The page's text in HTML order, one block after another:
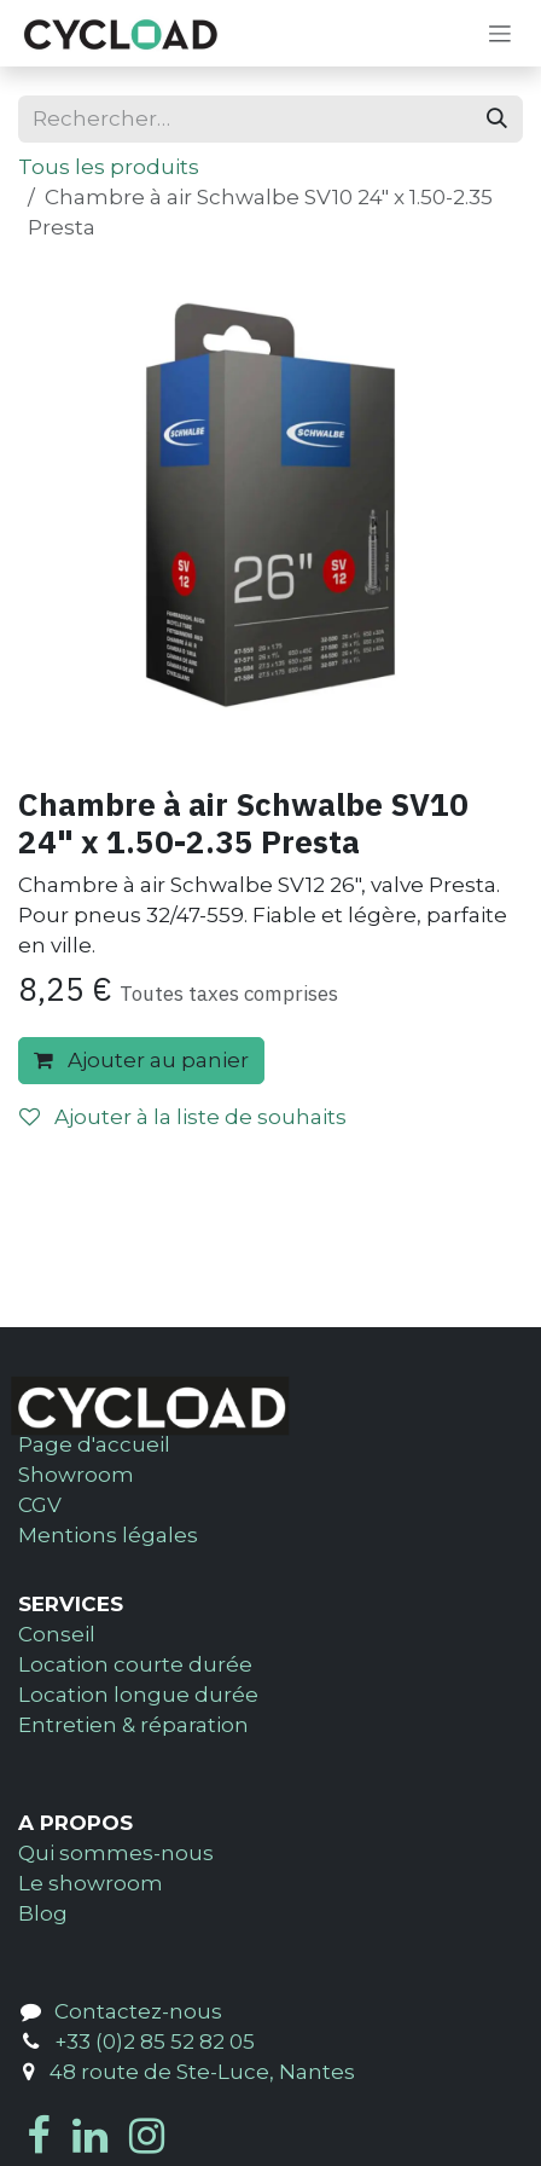
Se rendre au contenu
Tous les produits
Chambre à air Schwalbe SV10 24" x 1.50-2.35
Presta
Chambre à air Schwalbe SV10
24" x 1.50-2.35 Presta
Chambre à air Schwalbe SV12 26", valve Presta.
Pour pneus 32/47-559. Fiable et légère, parfaite
en ville.
8,25 € Toutes taxes comprises
Ajouter au panier
Ajouter à la liste de souhaits
Page d'accueil
Showroom
CGV
Mentions légales
SERVICES
Conseil
Location courte durée
Location longue durée
Entretien & réparation
A PROPOS
Qui sommes-nous
Le showroom
Blog
Contactez-nous
+33 (0)2 85 52 82 05
48 route de Ste-Luce, Nantes